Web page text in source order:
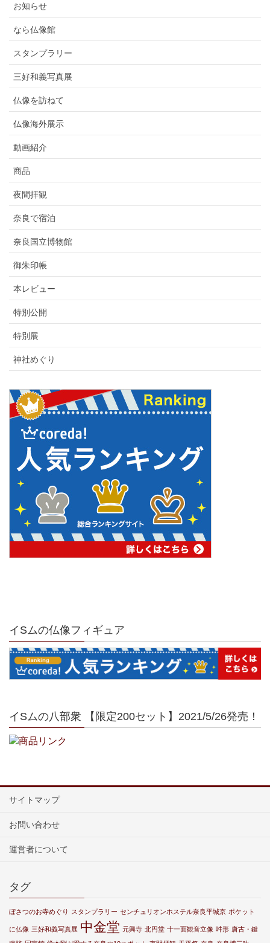
お知らせ
なら仏像館
スタンプラリー
三好和義写真展
仏像を訪ねて
仏像海外展示
動画紹介
商品
夜間拝観
奈良で宿泊
奈良国立博物館
御朱印帳
本レビュー
特別公開
特別展
神社めぐり
イSムの仏像フィギュア
イSムの八部衆 【限定200セット】2021/5/26発売！
サイトマップ
お問い合わせ
運営者について
タグ
ぼさつのお寺めぐり スタンプラリー センチュリオンホステル奈良平城京 ポケット
に仏像 三好和義写真展 中金堂 元興寺 北円堂 十一面観音立像 吽形 唐古・鍵